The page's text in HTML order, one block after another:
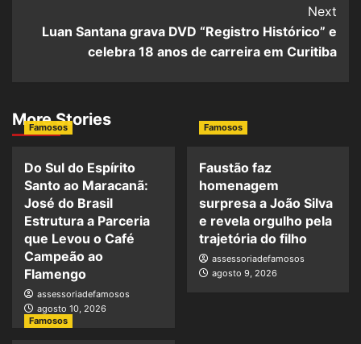
Next
Luan Santana grava DVD “Registro Histórico” e
celebra 18 anos de carreira em Curitiba
More Stories
Famosos
Do Sul do Espírito
Santo ao Maracanã:
José do Brasil
Estrutura a Parceria
que Levou o Café
Campeão ao
Flamengo
assessoriadefamosos
agosto 10, 2026
Famosos
Faustão faz
homenagem
surpresa a João Silva
e revela orgulho pela
trajetória do filho
assessoriadefamosos
agosto 9, 2026
Famosos